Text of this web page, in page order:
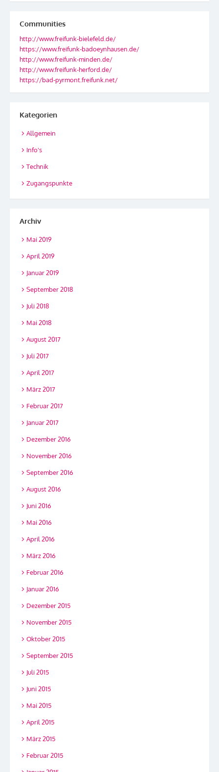
Communities
http://www.freifunk-bielefeld.de/
https://www.freifunk-badoeynhausen.de/
http://www.freifunk-minden.de/
http://www.freifunk-herford.de/
https://bad-pyrmont.freifunk.net/
Kategorien
Allgemein
Info's
Technik
Zugangspunkte
Archiv
Mai 2019
April 2019
Januar 2019
September 2018
Juli 2018
Mai 2018
August 2017
Juli 2017
April 2017
März 2017
Februar 2017
Januar 2017
Dezember 2016
November 2016
September 2016
August 2016
Juni 2016
Mai 2016
April 2016
März 2016
Februar 2016
Januar 2016
Dezember 2015
November 2015
Oktober 2015
September 2015
Juli 2015
Juni 2015
Mai 2015
April 2015
März 2015
Februar 2015